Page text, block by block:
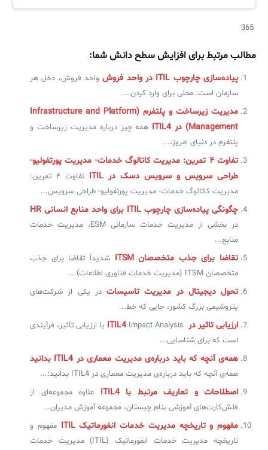
365
مطالب مرتبط برای افزایش سطح دانش شما:
پیاده‌سازی چارچوب ITIL در واحد فروش
واحد فروش، دخل هر
سازمان است. محلی برای وارد کردن...
مدیریت زیرساخت و پلتفرم (Infrastructure and Platform
Management) در ITIL4
همه چیز درباره مدیریت زیرساخت و
پلتفرم در دنیای امروز،...
تفاوت ۴ تمرین: مدیریت کاتالوگ خدمات- مدیریت پورتفولیو-
طراحی سرویس و سرویس دسک در ITIL
تفاوت ۴ تمرین:
مدیریت کاتالوگ خدمات- مدیریت پورتفولیو- طراحی سرویس...
چگونگی پیاده‌سازی چارچوب ITIL‌ برای واحد منابع انسانی HR
در بخشی از مدیریت خدمات سازمانی ESM، مدیریت خدمات
منابع...
تقاضا برای جذب متخصصان ITSM
شدیداً تقاضا برای جذب
متخصصان ITSM (مدیریت خدمات فناوری اطلاعات)...
تحول دیجیتال در مدیریت تاسیسات در یکی از شرکت‌های
پتروشیمی بزرگ کشور، جایی که خط...
ارزیابی تاثیر در ITIL4
Impact Analysis یا ارزیابی تأثیر، فرآیندی
است که برای شناسایی...
همه‌ی آنچه که باید درباره‌ی مدیریت معماری در ITIL4 بدانید
همه‌ی آنچه که باید درباره‌ی مدیریت معماری در ITIL4 بدانید:...
اصطلاحات و تعاریف مرتبط با ITIL4
علاوه مجموعه‌ای از
فلش‌کارت‌های آموزشی بنام چیستان، مجموعه‌ آموزش مدیران...
مفهوم و تاریخچه مدیریت خدمات انفورماتیک ITIL
مفهوم و
تاریخچه مدیریت خدمات انفورماتیک (ITIL) مدیریت خدمات